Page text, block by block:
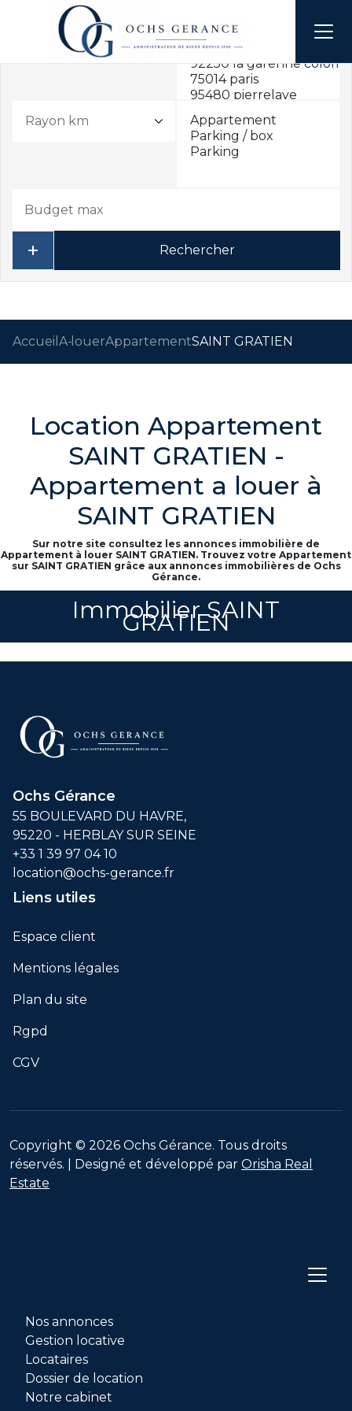
Rayon km
Rechercher
Accueil A louerAppartementSAINT GRATIEN
Location Appartement
SAINT GRATIEN -
Appartement a louer à
SAINT GRATIEN
Sur notre site consultez les annonces immobilière de
Appartement à louer SAINT GRATIEN. Trouvez votre Appartement
sur SAINT GRATIEN grâce aux annonces immobilières de Ochs
Gérance.
Immobilier SAINT
GRATIEN
Ochs Gérance
55 BOULEVARD DU HAVRE,
95220 - HERBLAY SUR SEINE
+33 1 39 97 04 10
location@ochs-gerance.fr
Liens utiles
Espace client
Mentions légales
Plan du site
Rgpd
CGV
Copyright © 2026 Ochs Gérance. Tous droits
réservés. | Designé et développé par Orisha Real
Estate
Nos annonces
Gestion locative
Locataires
Dossier de location
Notre cabinet